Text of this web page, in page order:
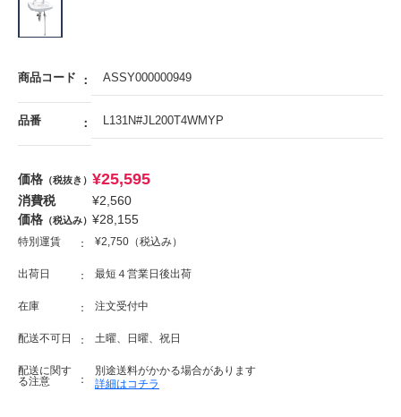
商品コード ASSY000000949
品番 L131N#JL200T4WMYP
価格 （税抜き） ¥25,595
消費税 ¥2,560
価格 （税込み） ¥28,155
特別運賃 ¥2,750（税込み）
出荷日 最短４営業日後出荷
在庫 注文受付中
配送不可日 土曜、日曜、祝日
配送に関す
る注意
別途送料がかかる場合があります
詳細はコチラ